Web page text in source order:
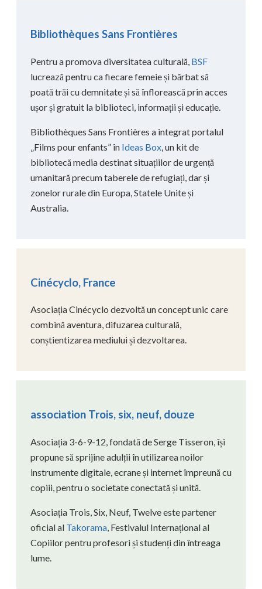
Bibliothèques Sans Frontières
Pentru a promova diversitatea culturală, BSF
lucrează pentru ca fiecare femeie și bărbat să
poată trăi cu demnitate și să înflorească prin acces
ușor și gratuit la biblioteci, informații și educație.
Bibliothèques Sans Frontières a integrat portalul
„Films pour enfants” în Ideas Box, un kit de
bibliotecă media destinat situațiilor de urgență
umanitară precum taberele de refugiați, dar și
zonelor rurale din Europa, Statele Unite și
Australia.
Cinécyclo, France
Asociația Cinécyclo dezvoltă un concept unic care
combină aventura, difuzarea culturală,
conștientizarea mediului și dezvoltarea.
association Trois, six, neuf, douze
Asociația 3-6-9-12, fondată de Serge Tisseron, își
propune să sprijine adulții în utilizarea noilor
instrumente digitale, ecrane și internet împreună cu
copiii, pentru o societate conectată și unită.
Asociația Trois, Six, Neuf, Twelve este partener
oficial al Takorama , Festivalul Internațional al
Copiilor pentru profesori și studenți din întreaga
lume.